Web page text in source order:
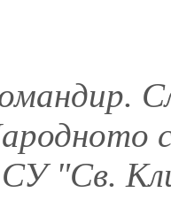
СУ "Св.